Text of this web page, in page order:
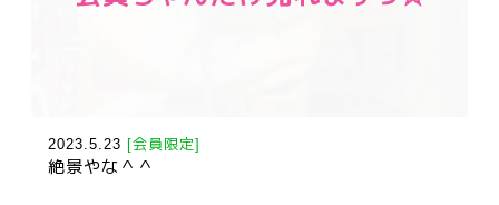
2023.5.23 [会員限定]
絶景やな＾＾